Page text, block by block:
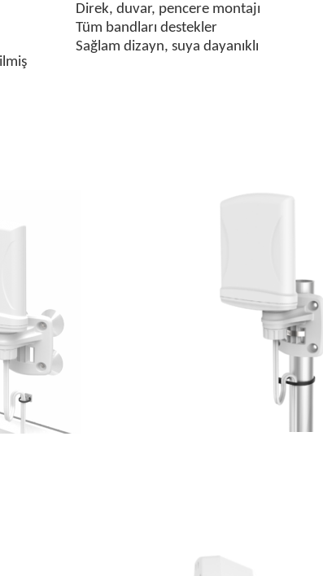
Direk, duvar, pencere montajı
Tüm bandları destekler
Sağlam dizayn, suya dayanıklı